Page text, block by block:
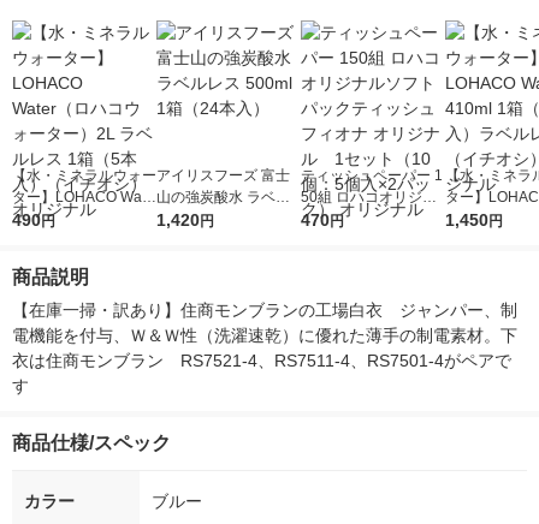
【水・ミネラルウォー
ター】LOHACO Wate
r（ロハコウォータ
シ） オリジナル
490円
アイリスフーズ 富士
山の強炭酸水 ラベル
レス 500ml 1箱（24
1,420円
ティッシュペーパー 1
50組 ロハコオリジナ
ルソフトパックティッ
オリジナル
470円
【水・ミネラ
ター】
r 410ml 1箱（
1,450円
商品説明
【在庫一掃・訳あり】住商モンブランの工場白衣　ジャンパー、制
電機能を付与、Ｗ＆Ｗ性（洗濯速乾）に優れた薄手の制電素材。下
衣は住商モンブラン　RS7521-4、RS7511-4、RS7501-4がペアで
す
商品仕様/スペック
カラー ブルー